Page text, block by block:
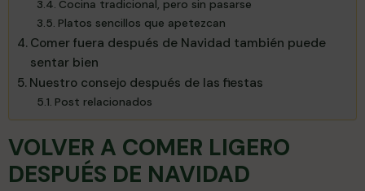
Cocina tradicional, pero sin pasarse
Platos sencillos que apetezcan
Comer fuera después de Navidad también puede
sentar bien
Nuestro consejo después de las fiestas
Post relacionados
VOLVER A COMER LIGERO
DESPUÉS DE NAVIDAD